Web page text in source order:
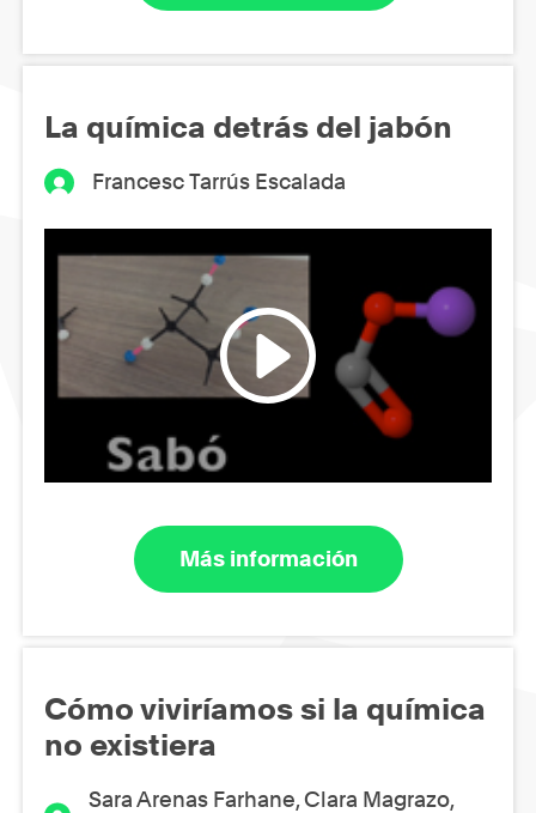
La química detrás del jabón
Francesc Tarrús Escalada
Más información
Cómo viviríamos si la química
no existiera
Sara Arenas Farhane, Clara Magrazo,